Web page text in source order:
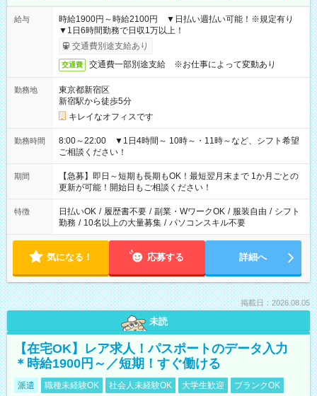
給与
時給1900円～時給2100円 ▼日払い週払い可能！※規定有り
▼1日6時間勤務で日収1万以上！
交通費別途支給あり
交通費 交通費一部別途支給 ※お仕事によって変動あり
勤務地
東京都新宿区
新宿駅から徒歩5分
キレイなオフィスです
勤務時間
8:00～22:00 ▼1日4時間～ 10時～・11時～など、シフト希望
ご相談ください！
期間
【急募】即日～短期も長期もOK！最短翌月末まで 1か月ごとの
更新が可能！開始日もご相談ください！
特徴 日払いOK / 履歴書不要 / 副業・WワークOK / 服装自由 / シフト
勤務 / 10名以上の大量募集 / パソコンスキル不要
気になる！ 応募する 詳細へ
掲載日：2026.08.05
未読
【在宅OK】レア求人！パスポートのデータ入力
＊時給1900円～／短期！すぐ働ける
派遣 職種未経験OK 社会人未経験OK 大学生歓迎 ブランクOK